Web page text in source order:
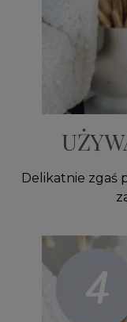
Delikatnie zgaś